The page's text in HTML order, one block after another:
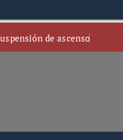
de ascenso